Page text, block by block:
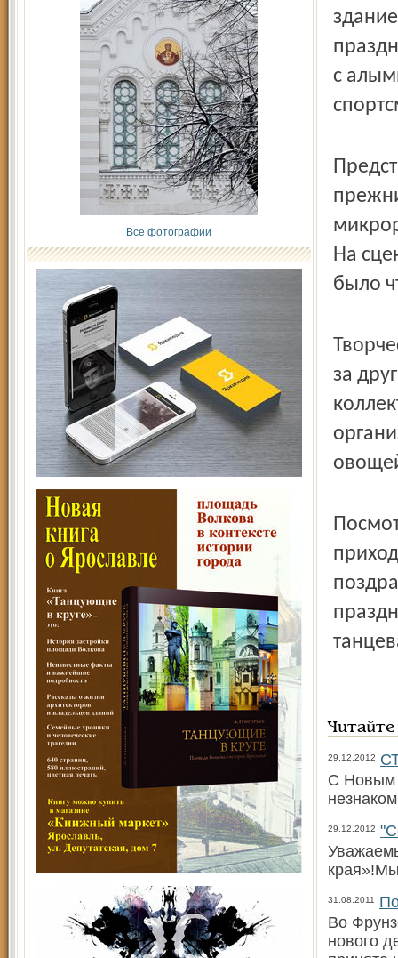
Все фотографии
с
На
было
за
29.12.2012
С Новым
29.12.2012
31.08.2011
Во
нового